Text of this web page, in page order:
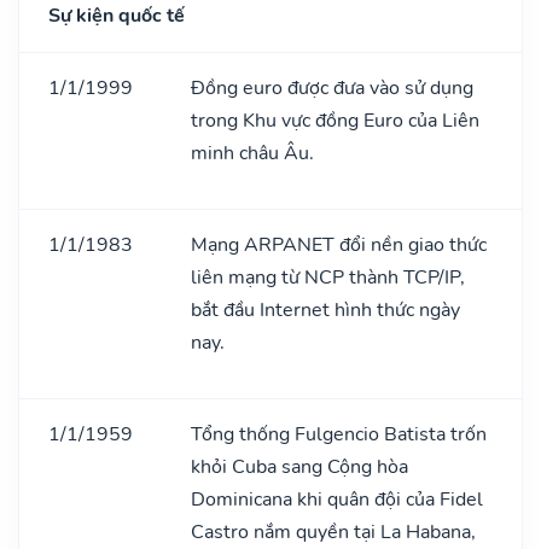
Sự kiện quốc tế
1/1/1999
Đồng euro được đưa vào sử dụng
trong Khu vực đồng Euro của Liên
minh châu Âu.
1/1/1983
Mạng ARPANET đổi nền giao thức
liên mạng từ NCP thành TCP/IP,
bắt đầu Internet hình thức ngày
nay.
1/1/1959
Tổng thống Fulgencio Batista trốn
khỏi Cuba sang Cộng hòa
Dominicana khi quân đội của Fidel
Castro nắm quyền tại La Habana,